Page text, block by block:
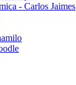
- Carlos Jaimes